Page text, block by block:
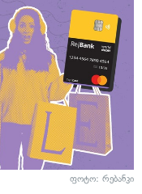
ფოტო: რებანკი